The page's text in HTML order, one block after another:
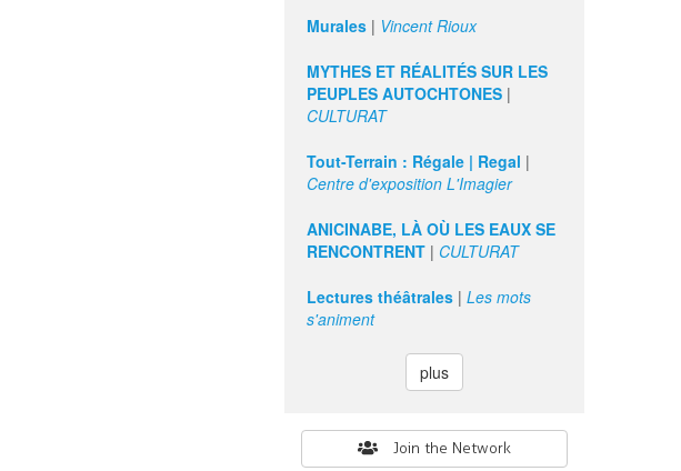
Murales | Vincent Rioux
MYTHES ET RÉALITÉS SUR LES
PEUPLES AUTOCHTONES |
CULTURAT
Tout-Terrain : Régale | Regal |
Centre d'exposition L'Imagier
ANICINABE, LÀ OÙ LES EAUX SE
RENCONTRENT | CULTURAT
Lectures théâtrales | Les mots
s'animent
plus
Join the Network